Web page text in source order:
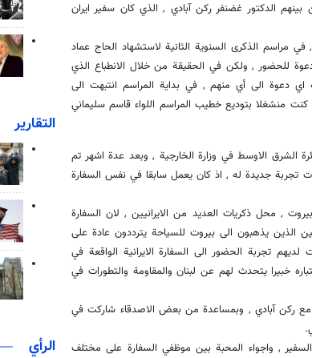
الدكتور غضنفر ركن آبادي , الذي كان سفير ايران
مرة رأيت الدكتور ركن آبادي كان في شباط فبراير 2009 , في مراسم الذكرى السنوية الثانية لاستشهاد الحاج عماد
للحضور , ولكن في الحقيقة من خلال الانطباع الذي
اي دعوة الى أي منهم , في بداية المراسم انتبهت الى
منشغلا بتوديع خطيب المراسم اللواء قاسم سليماني
الشرق الاوسط في وزارة الخارجية , وبعد عدة اشهر تم
تجربة جديدة له , اذ كان يعمل سابقا في نفس السفارة
بيروت , محل ذكريات العديد من الايرانيين , لان السفارة
الذين يذهبون الى بيروت للسياحة يترددون عادة على
تجربة الحضور الى السفارة الايرانية الواقعة في
خبيرا يتحدث لهم عن لبنان والمقاومة والتطورات في
ركن آبادي , وبمساعدة من بعض الاصدقاء شاركت في
, واجواء المحبة بين موظفي السفارة على مختلف
التقارير
الرأي